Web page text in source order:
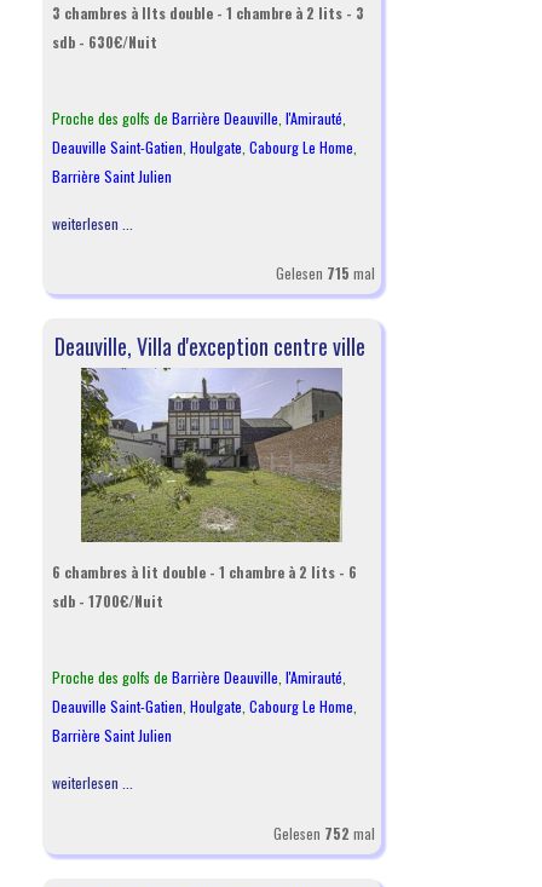
3 chambres à llts double - 1 chambre à 2 lits - 3
sdb - 630€/Nuit
Proche des golfs de Barrière Deauville l'Amirauté
Deauville Saint-Gatien Houlgate Cabourg Le Home
Barrière Saint Julien
weiterlesen ...
Gelesen 715 mal
Deauville, Villa d'exception centre ville
6 chambres à lit double - 1 chambre à 2 lits - 6
sdb - 1700€/Nuit
Proche des golfs de Barrière Deauville l'Amirauté
Deauville Saint-Gatien Houlgate Cabourg Le Home
Barrière Saint Julien
weiterlesen ...
Gelesen 752 mal